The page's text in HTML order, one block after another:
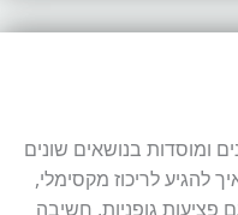
ומוסדות בנושאים שונים
להגיע לריכוז מקסימלי,
פציעות גופניות, חשיבה